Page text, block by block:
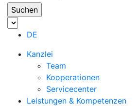
DE
Kanzlei
Team
Kooperationen
Servicecenter
Leistungen & Kompetenzen